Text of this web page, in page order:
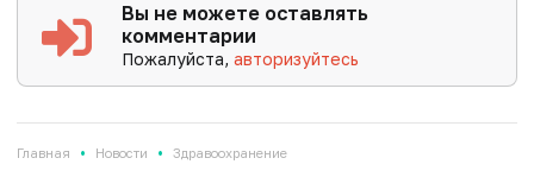
Вы не можете оставлять
комментарии
Пожалуйста,авторизуйтесь
Главная • Новости • Здравоохранение